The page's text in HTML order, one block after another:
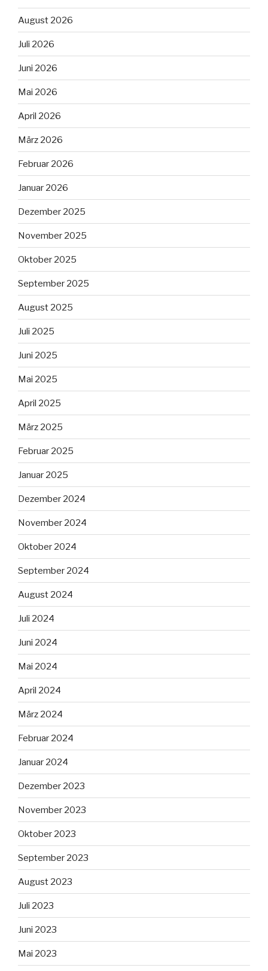
August 2026
Juli 2026
Juni 2026
Mai 2026
April 2026
März 2026
Februar 2026
Januar 2026
Dezember 2025
November 2025
Oktober 2025
September 2025
August 2025
Juli 2025
Juni 2025
Mai 2025
April 2025
März 2025
Februar 2025
Januar 2025
Dezember 2024
November 2024
Oktober 2024
September 2024
August 2024
Juli 2024
Juni 2024
Mai 2024
April 2024
März 2024
Februar 2024
Januar 2024
Dezember 2023
November 2023
Oktober 2023
September 2023
August 2023
Juli 2023
Juni 2023
Mai 2023